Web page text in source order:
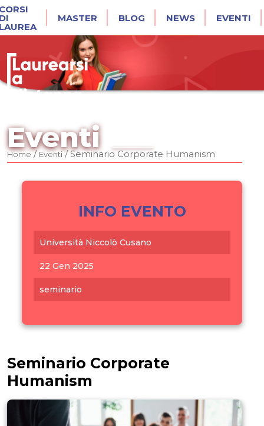
MASTER BLOG NEWS EVENTI
Eventi
Home/Eventi/Seminario Corporate Humanism
INFO EVENTO
Università Niccolò Cusano
22 Gen 2025
seminario
Seminario Corporate
Humanism